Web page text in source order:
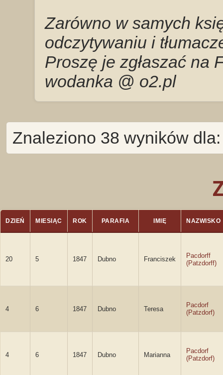
Zarówno w samych
odczytywaniu i
Proszę je zgłaszać na
wodanka @ o2.pl
Znaleziono 38 wyników
DZIEŃ MIESIĄC ROK PARAFIA IMIĘ NAZWISKO
20 5 1847 Dubno Franciszek
Pacdorff
(Patzdorff)
4 6 1847 Dubno Teresa
Pacdorf
(Patzdorf)
4 6 1847 Dubno Marianna
Pacdorf
(Patzdorf)